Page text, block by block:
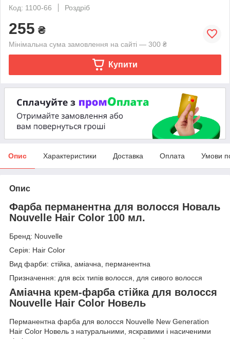
Код: 1100-66
Роздріб
255 ₴
Мінімальна сума замовлення на сайті — 300 ₴
Купити
Опис Характеристики Доставка Оплата Умови
Опис
Фарба перманентна для волосся Новаль
Nouvelle Hair Color 100 мл.
Бренд: Nouvelle
Серія: Hair Color
Вид фарби: стійка, аміачна, перманентна
Призначення: для всіх типів волосся, для сивого волосся
Аміачна крем-фарба стійка для волосся
Nouvelle Hair Color Новель
Перманентна фарба для волосся Nouvelle New Generation
Hair Color Новель з натуральними, яскравими і насиченими